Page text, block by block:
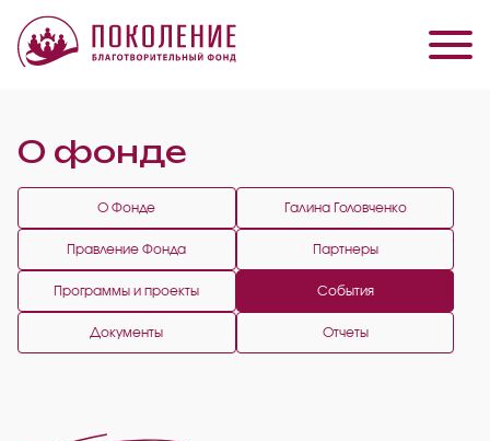
О фонде
О Фонде Галина Головченко
Правление Фонда Партнеры
Программы и проекты События
Документы Отчеты